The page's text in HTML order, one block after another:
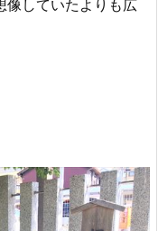
像していたよりも広